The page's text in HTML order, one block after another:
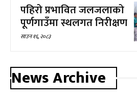
पहिरो प्रभावित जलजलाको
पूर्णगाउँमा स्थलगत निरीक्षण
साउन १६, २०८३
News Archive